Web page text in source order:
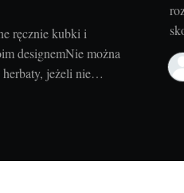
ręcznie kubki i
designemNie można
jeżeli nie
Dzisiaj
z ręcznie zdobioną